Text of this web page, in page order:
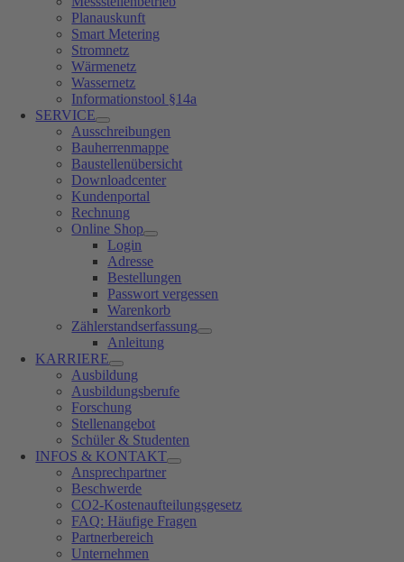
Planauskunft
Smart Metering
Stromnetz
Wärmenetz
Wassernetz
Informationstool §14a
SERVICE
Ausschreibungen
Bauherrenmappe
Baustellenübersicht
Downloadcenter
Kundenportal
Rechnung
Online Shop
Login
Adresse
Bestellungen
Passwort vergessen
Warenkorb
Zählerstandserfassung
Anleitung
KARRIERE
Ausbildung
Ausbildungsberufe
Forschung
Stellenangebot
Schüler & Studenten
INFOS & KONTAKT
Ansprechpartner
Beschwerde
CO2-Kostenaufteilungsgesetz
FAQ: Häufige Fragen
Partnerbereich
Unternehmen